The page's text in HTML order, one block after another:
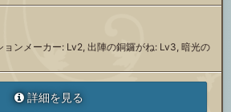
ンメーカー: Lv2, 出陣の銅鑼がね: Lv3, 暗光の
詳細を見る